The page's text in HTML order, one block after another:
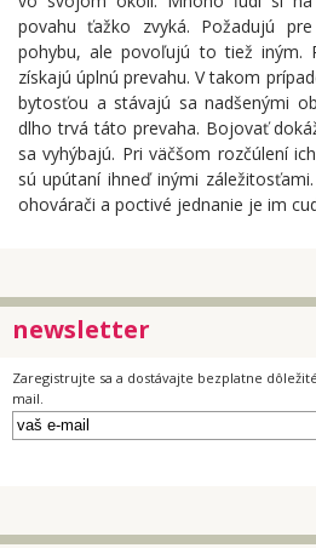
povahu ťažko zvyká. Požadujú
pohybu, ale povoľujú to tiež iným.
získajú úplnú prevahu. V takom
bytosťou a stávajú sa nadšenými
dlho trvá táto prevaha. Bojovať
sa vyhýbajú. Pri väčšom rozčúlení
sú upútaní ihneď inými
ohovárači a poctivé jednanie je im
newsletter
Zaregistrujte sa a dostávajte bezplatne
mail.